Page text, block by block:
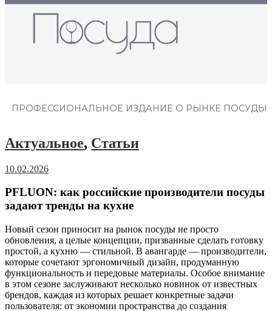
ПРОФЕССИОНАЛЬНОЕ ИЗДАНИЕ О РЫНКЕ ПОСУДЫ
Актуальное, Статьи
10.02.2026
PFLUON: как российские производители посуды
задают тренды на кухне
Новый сезон приносит на рынок посуды не просто
обновления, а целые концепции, призванные сделать готовку
простой, а кухню — стильной. В авангарде — производители,
которые сочетают эргономичный дизайн, продуманную
функциональность и передовые материалы. Особое внимание
в этом сезоне заслуживают несколько новинок от известных
брендов, каждая из которых решает конкретные задачи
пользователя: от экономии пространства до создания